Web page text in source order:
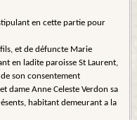
en cette partie pour
et de défuncte Marie
en ladite paroisse St Laurent,
son consentement
dame Anne Celeste Verdon sa
habitant demeurant a la